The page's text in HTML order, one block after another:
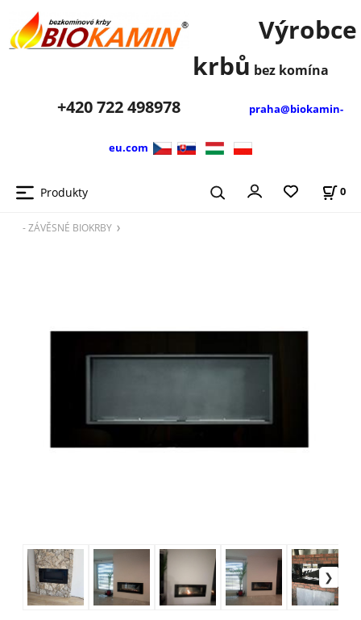
Výrobce
krbů bez komína
+420722 498978 praha@biokamin-
eu.com
Produkty 0
- ZÁVĚSNÉ BIOKRBY